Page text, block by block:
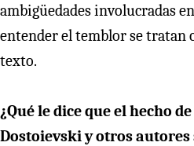
ambigüedades involucradas
entender el temblor se tratan
texto.
¿Qué le dice que el hecho
Dostoievski y otros